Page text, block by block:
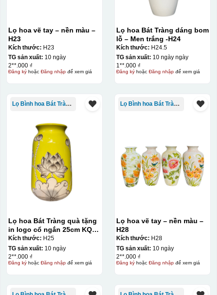
sản phẩm, để khi dán không bị nhỏ hoặc to quá
Decal được in xong, sẽ có 1 nền vàng phía dưới
Lọ hoa vẽ tay – nền màu –
H23
Kích thước: H23
TG sản xuất: 10 ngày
2**.000 ₫
Đăng kýhoặc Đăng nhậpđể xem giá
Lọ hoa Bát Tràng dáng bom
lỗ – Men trắng -H24
Kích thước: H24.5
TG sản xuất: 10 ngày ngày
1**.000 ₫
Đăng kýhoặc Đăng nhậpđể xem giá
Lọ Bình hoa Bát Tràng in logo
Lọ hoa Bát Tràng quà tặng
in logo cổ ngắn 25cm KQ-
LH02
Kích thước: H25
TG sản xuất: 10 ngày
2**.000 ₫
Đăng kýhoặc Đăng nhậpđể xem giá
Lọ Bình hoa Bát Tràng in logo
Lọ hoa vẽ tay – nền màu –
H28
Kích thước: H28
TG sản xuất: 10 ngày
2**.000 ₫
Đăng kýhoặc Đăng nhậpđể xem giá